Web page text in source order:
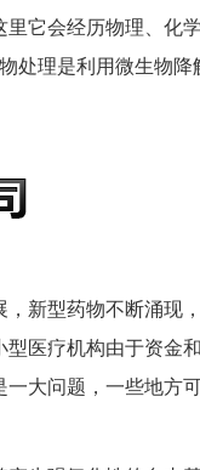
它会经历物理、化
处理是利用微生物降
新型药物不断涌现
医疗机构由于资金和
大问题，一些地方